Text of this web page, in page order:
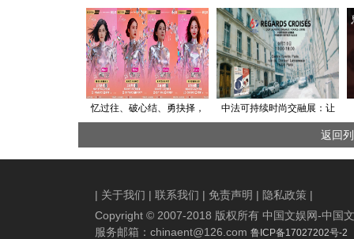
忆过往、破心结、勇抉择，
在多重困境中绽放当家勇
中法可持续时尚交融展：让
返回
| 关于我们 | 联系我们 | 免责声明 | 隐私政策 |
Copyright © 2007-2018 版权所有 中国文娱网-中国
服务邮箱： chinaent@126.com 鲁ICP备17027202号-2